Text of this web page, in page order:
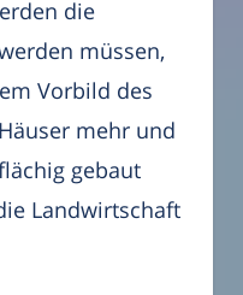
die
müssen,
Vorbild des
mehr und
gebaut
Landwirtschaft